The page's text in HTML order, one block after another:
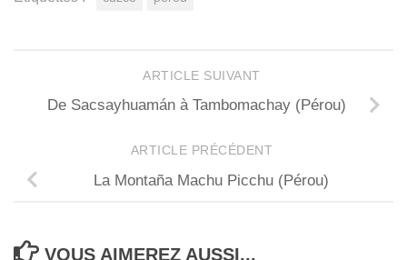
ARTICLE SUIVANT
De Sacsayhuamán à Tambomachay (Pérou)
ARTICLE PRÉCÉDENT
La Montaña Machu Picchu (Pérou)
VOUS AIMEREZ AUSSI...